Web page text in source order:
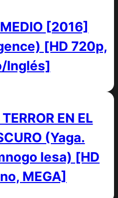
[2016]
[HD 720p,
Inglés]
EN EL
(Yaga.
lesa) [HD
MEGA]